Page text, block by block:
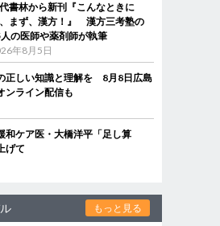
書林から新刊『こんなときに
まず、漢方！』 漢方三考塾の
の医師や薬剤師が執筆
年8月5日
正しい知識と理解を 8月8日広島
ンライン配信も
和ケア医・大橋洋平「足し算
げて
もっと見る